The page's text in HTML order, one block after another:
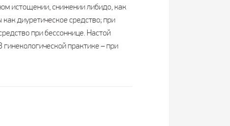
истощении, снижении либидо, как
диуретическое средство; при
при бессоннице. Настой
практике – при